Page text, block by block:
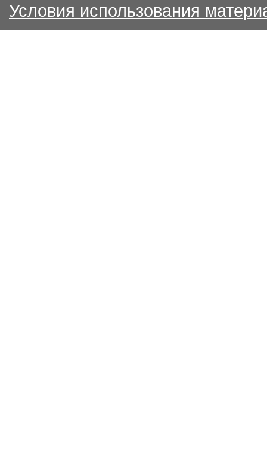
Условия использования